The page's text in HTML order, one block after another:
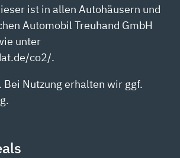
ist in allen Autohäusern und
Automobil Treuhand GmbH
unter
co2/.
Nutzung erhalten wir ggf.